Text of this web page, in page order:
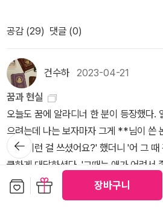
장바구니
단을 받아야 한다. 오늘날에는 유방 엑
에는 놓쳤을 암을 조기 발견해 치료한다.
개입이 이루어지기를 바랄 뿐이다.반드시
의 병을 제대로 인지하고 치료하지 않으면
험하다. 파괴적 충동은 그 충동을 느기는
다. 일부 예외적인 사례에서는 다른 사람
도 있다. 반드시 그런 것은 아니고, 그럴
런 일이 일어난다. 병을 치료하지 않으면
주위에 있는 사람도 위험해질 수 있다.
가 죽은 뒤에 이혼율이 급증한다는 통계
겠지만 결혼생활이 무척 힘겨워지는 것은
한 까닭으로 드는 게 여자와 남자가 애도
다. 남자들은 아이가 자라서 어떤 존재가
향이 있고, 여자들은 자기가 기억하는 아
다. ' '우리에게도 이런 차이가 확연했다. 나는 딜런이 아기일 때,
아장아장 걸을 때, 어린 아이일 때 십대일
지만 톰은 딜런이 죽었기 때문에 할 수 없
는 지독한 폭풍 속에 한 데 묶여 있지만,
혼자인 것보다 더 괴로울 때도 있었다.
힘겹기는 했지만 그래도 나는 세상으로
나를 놀린건가? 이러나저러나 며칠 안으
의 신뢰를 더욱 북돋으려 한 걸까? 내 믿
들을 정신과의사에게 이야기한 적이 있는
'딜런이 솔직했는지 아닌지 어떻게 알 수
인정을 받고 싶었을지도 몰라요. 그 뒤에
내가 영원히 알 수 없는 여러 일 가운데
지 요인과 한 가지 답을 지니지 않아서 이
길이 없는 엄마의 마음은 더욱 막막하다.
주었을까? 담배를 피우냐는 말에 '내가
을까? 정신분석학자가 말했듯, 남을 죽이
상관없다고 생각한 아이가 에릭이었고,
3등 정도를 했었던 거 같다. 초등학교 때
중학교에 들어가면서 성적이 점점 떨어졌
기 시작했다. 학원 복도에서 병을 던져
고 근처 백화점에서 발견이 된다든지 하는
가서 땡땡이 치는 과정에, 남자선생님한
터졌는데, 어떻게 할 지 모르겠어서, 친구
거짓말을 하고 나간 것이었다. 일단 어린
는 것도 놀랐고, 그때 당시만 해도 수업
가 유일무이했기 때문에, 아이 어머님을
다. 이 아이는 공부가 중요한 것이 아니
다고.... 그때 당시 우리 학원은 퇴원생 관
드러나는, 자기가 몰랐던, 자기에게 철저
는 비극을 견뎌야 했다. 수와 톰은 전혀 눈
살 성향 우울증을 몇 년간 앓고 있었음이
럼바인 사건의 공범이자 딜런과 중학교
말하는 사이코패스, 반사회적 인격장애로
의 차이를 이렇게 설명한다.딜런이 자기가
들이 죽어도 상관없다고 생각했다면,에릭
정에서 자기가 죽어도 상관 없다고 생각
싶었지만 '자살로 죽을 수 있는 능력'이 없
치는 파괴 충동에 의존해야 했고, 에릭은
획을 함께 실현해줄 조력자가 필요했다.(
학교 식당에 설치했는데 다행히도 터지
게 되는데, 그것이 바로 이 책을 쓰게 된
중에는 17살 소녀가 8살 초등학생을 유
된 범죄였을 것이라는 보도를 보면서 참
가해자의 부모들이 느끼는 한결같은 생각
할 줄은 몰랐다'는 것.그리고 어떤 사건에
수도 있지만 가해자가 될 수도 있다는 사
자살충동을 친구들을 살해하는 것으로 마
은 평생을 아들의 죄를 짊어지고 살아 갈
가해자의 엄마가 자식의 행동을 변명하려
가 겪는 고통에서 벗어나기 위해서 자신
하려는 그런 마음에서 쓴 책은 아니다. 어
>의 저자 애덤 랭크포드 박사는 자살 폭
성향을 연구했다. 총기 난사범이나 자살
희생양이라는 깊은 인식, 살인을 통해 명
는 욕망. -p277 우울증 등의 뇌의 병이 반
가뜨리지는 않지만, 판단을 흐리게 하고
마저 위험하게 할 수 있는 병인 것은 사실
을 높이는 데에, 그리고 가장 도움이 필요
게 막는 잘못된 믿음을 없애는 데에 관심
는 사람을 위하는 것일 뿐 아니라, 우리가
고한 사람들을 위해서도 그렇게 해야 한
이 책을 쓴 이유가 아닐까 싶다. 저자는 우
기가 올 거야, 와야 마땅해 같은 생각.
타인들의 찰나의 이미지는 행복한 장면들
들로 이루어져야 마땅하다는 생각은 더
엽기야 이루 다 말할 수 없었다. 그러나
마다 일어나서 아이에게 수유를 해야 한
않았다. 잠이 들 만하면 다시 반사적으로
래줘야 한다. 이 시기만 끝나면 평화로울
기 시작하며 사방의 모든 것을 입안으로
방심할 틈이 없었다. 높은 곳에 올라가 굴
다. 이제 유치원에만 가면 나에게도 자
로운 시간은 막간에 아주 잠깐뿐, 끊임없
공감 (29) 댓글 (0)
건수하 2023-04-21
꿈과 현실
오늘도 꿈에 알라디너 한 분이 등장했다.
으려는데 나는 보자마자 그게 **님이 쓴
언제 이런 걸 쓰셨어요?' 했더니 '어 그 때
쿨하게 대답하셨다. '그때는 애가 어려서
멋진 분인 줄은 알고 있었지만이렇게 관
수 있는.. 심지어 애도 어릴 땐데. 그런
뒤로가
기